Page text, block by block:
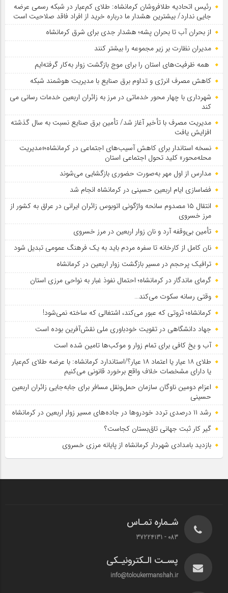
رئیس اتحادیه طلافروشان کرمانشاه: طلای کم‌عیار در شبکه رسمی عرضه
جایی ندارد/ بیشترین هشدار ما درباره خرید از افراد فاقد صلاحیت است
از بحران آب تا بحران پشه؛ هشدار جدی برای شرق کرمانشاه
مدیران نظارت بر زیر مجموعه را بیشتر کنند
همه ظرفیت‌های استان را برای موج بازگشت زوار به‌کار گرفته‌ایم
کاهش مصرف انرژی و تداوم برق صنایع با مدیریت هوشمند شبکه
شهرداری با چهار محور خدماتی در مرز به زائران اربعین خدمات رسانی می
کند
مدیریت مصرف با تأخیر آغاز شد/ تأمین برق صنایع نسبت به سال گذشته
افزایش یافت
نسخه استاندار برای کاهش آسیب‌های اجتماعی در کرمانشاه؛«مدیریت
محله‌محور» کلید تحول اجتماعی استان
مدارس از اول مهر به‌صورت حضوری بازگشایی می‌شوند
فضاسازی ایام اربعین حسینی در کرمانشاه انجام شد
انتقال ۱۵ مصدوم سانحه واژگونی اتوبوس زائران ایرانی در عراق به کشور از
مرز خسروی
تأمین بی‌وقفه آرد و نان زوار اربعین در مرز خسروی
نان کامل از کارخانه تا سفره مردم باید به یک فرهنگ عمومی تبدیل شود
ترافیک پرحجم در مسیر بازگشت زوار اربعین در کرمانشاه
گرمای ماندگار در کرمانشاه؛ احتمال نفوذ غبار به نواحی مرزی استان
وقتی رسانه سکوت می‌کند…
کرمانشاه؛ ثروتی که عبور می‌کند، اشتغالی که ساخته نمی‌شود!
جهاد دانشگاهی در تقویت خودباوری ملی نقش‌آفرین بوده است
آب و یخ کافی برای تمام زوار و موکب‌ها تامین شده است
طلای ۱۸ عیار یا اعتماد ۱۸ عیار؟/استاندارد کرمانشاه: با عرضه طلای کم‌عیار
یا دارای مشخصات خلاف واقع برخورد قانونی می‌کنیم
اعزام دومین ناوگان سازمان حمل‌ونقل مسافر برای جابه‌جایی زائران اربعین
حسینی
رشد ۱۱ درصدی تردد خودروها در جاده‌های مسیر زوار اربعین در کرمانشاه
گیر کار ثبت جهانی تاق‌بستان کجاست؟
بازدید بامدادی شهردار کرمانشاه از پایانه مرزی خسروی
شـماره تمـاس
083 - 37224131
پسـت الـکترونیـکی
info@toloukermanshah.ir